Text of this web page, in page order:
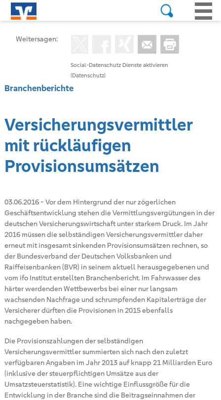
Social-Datenschutz Dienste aktivieren
(Datenschutz)
Weitersagen:
Branchenberichte
Versicherungsvermittler
mit rückläufigen
Provisionsumsätzen
03.06.2016- Vor dem Hintergrund der nur zögerlichen
Geschäftsentwicklung stehen die Vermittlungsvergütungen in der
deutschen Versicherungswirtschaft unter starkem Druck. Im Jahr
2016 müssen die selbständigen Versicherungsvermittler daher
erneut mit insgesamt sinkenden Provisionsumsätzen rechnen, so
der Bundesverband der Deutschen Volksbanken und
Raiffeisenbanken (BVR) in seinem aktuell herausgegebenen und
vom ifo Institut erstellten Branchenbericht. Im Fahrwasser des
härter werdenden Wettbewerbs bei einer nur langsam
wachsenden Nachfrage und schrumpfenden Kapitalerträge der
Versicherer dürften die Provisionen in 2015 ebenfalls
nachgegeben haben.
Die Provisionszahlungen der selbständigen
Versicherungsvermittler summierten sich nach den zuletzt
verfügbaren Angaben im Jahr 2013 auf knapp 21 Milliarden Euro
(inklusive der steuerpflichtigen Umsätze aus der
Umsatzsteuerstatistik). Eine wichtige Einflussgröße für die
Entwicklung in der Branche sind die Beitragseinnahmen der